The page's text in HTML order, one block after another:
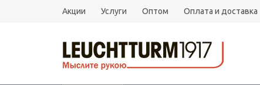
Акции Услуги Оптом Оплата и доставка